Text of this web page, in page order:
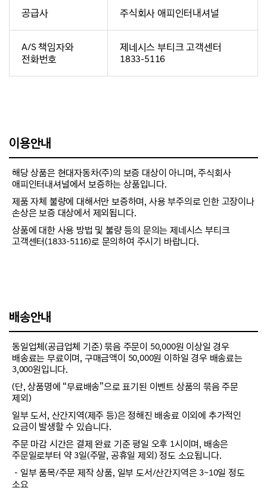
공급사 주식회사 애피인터내셔널
A/S 책임자와
전화번호
제네시스 부티크 고객센터
1833-5116
이용안내
해당 상품은 현대자동차(주)의 보증 대상이 아니며, 주식회사
애피인터내셔널에서 보증하는 상품입니다.
제품 자체 불량에 대해서만 보증하며, 사용 부주의로 인한 고장이나
손상은 보증 대상에서 제외됩니다.
상품에 대한 사용 방법 및 불량 등의 문의는 제네시스 부티크
고객센터(1833-5116)로 문의하여 주시기 바랍니다.
배송안내
동일업체(공급업체 기준) 묶음 주문이 50,000원 이상일 경우
배송료는 무료이며, 구매금액이 50,000원 이하일 경우 배송료는
3,000원입니다.
(단, 상품명에 “무료배송”으로 표기된 이벤트 상품의 묶음 주문
제외)
일부 도서, 산간지역(제주 등)은 정해진 배송료 이외에 추가적인
요금이 발생할 수 있습니다.
주문 마감 시간은 결제 완료 기준 평일 오후 1시이며, 배송은
주문일로부터 약 3일(주말, 공휴일 제외) 정도 소요됩니다.
－일부 품목/주문 제작 상품, 일부 도서/산간지역은 3~10일 정도
소요